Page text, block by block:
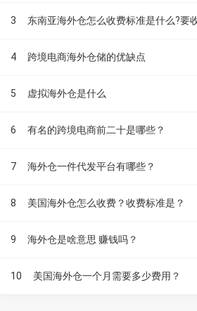
3 东南亚海外仓怎么收费标准是什么?要
4 跨境电商海外仓储的优缺点
5 虚拟海外仓是什么
6 有名的跨境电商前二十是哪些？
7 海外仓一件代发平台有哪些？
8 美国海外仓怎么收费？收费标准是？
9 海外仓是啥意思 赚钱吗？
10 美国海外仓一个月需要多少费用？